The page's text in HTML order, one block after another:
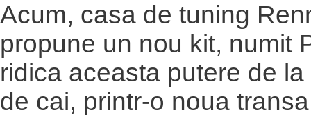
Acum, casa de tuning
propune un nou kit, numit
ridica aceasta putere de
de cai, printr-o noua